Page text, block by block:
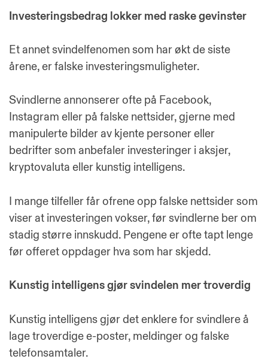
Investeringsbedrag lokker med raske gevinster
Et annet svindelfenomen som har økt de siste
årene, er falske investeringsmuligheter.
Svindlerne annonserer ofte på Facebook,
Instagram eller på falske nettsider, gjerne med
manipulerte bilder av kjente personer eller
bedrifter som anbefaler investeringer i aksjer,
kryptovaluta eller kunstig intelligens.
I mange tilfeller får ofrene opp falske nettsider som
viser at investeringen vokser, før svindlerne ber om
stadig større innskudd. Pengene er ofte tapt lenge
før offeret oppdager hva som har skjedd.
Kunstig intelligens gjør svindelen mer troverdig
Kunstig intelligens gjør det enklere for svindlere å
lage troverdige e-poster, meldinger og falske
telefonsamtaler.